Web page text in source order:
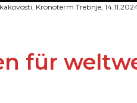
Kronoterm Trebnje,
für